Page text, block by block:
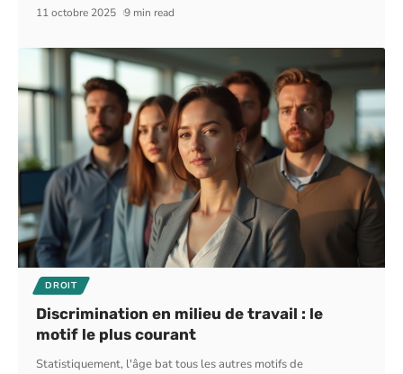
11 octobre 2025 9 min read
DROIT
Discrimination en milieu de travail : le
motif le plus courant
Statistiquement, l'âge bat tous les autres motifs de